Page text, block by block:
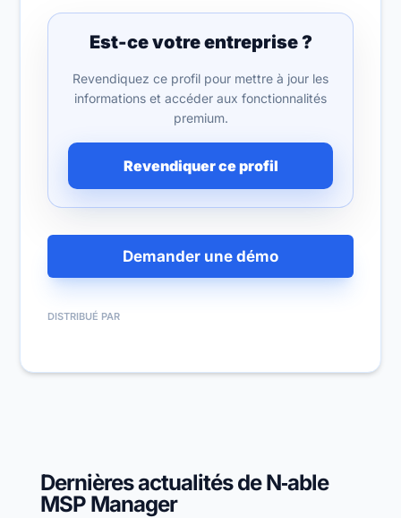
Est-ce votre entreprise ?
Revendiquez ce profil pour mettre à jour les
informations et accéder aux fonctionnalités
premium.
Revendiquer ce profil
Demander une démo
DISTRIBUÉ PAR
Dernières actualités de N‑able
MSP Manager